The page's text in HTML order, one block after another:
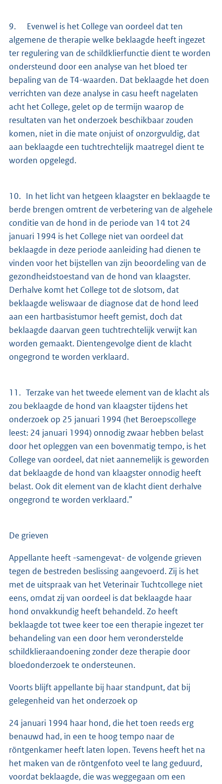
9. Evenwel is het College van oordeel dat ten
algemene de therapie welke beklaagde heeft ingezet
ter regulering van de schildklierfunctie dient te worden
ondersteund door een analyse van het bloed ter
bepaling van de T4-waarden. Dat beklaagde het doen
verrichten van deze analyse in casu heeft nagelaten
acht het College, gelet op de termijn waarop de
resultaten van het onderzoek beschikbaar zouden
komen, niet in die mate onjuist of onzorgvuldig, dat
aan beklaagde een tuchtrechtelijk maatregel dient te
worden opgelegd.
10. In het licht van hetgeen klaagster en beklaagde te
berde brengen omtrent de verbetering van de algehele
conditie van de hond in de periode van 14 tot 24
januari 1994 is het College niet van oordeel dat
beklaagde in deze periode aanleiding had dienen te
vinden voor het bijstellen van zijn beoordeling van de
gezondheidstoestand van de hond van klaagster.
Derhalve komt het College tot de slotsom, dat
beklaagde weliswaar de diagnose dat de hond leed
aan een hartbasistumor heeft gemist, doch dat
beklaagde daarvan geen tuchtrechtelijk verwijt kan
worden gemaakt. Dientengevolge dient de klacht
ongegrond te worden verklaard.
11. Terzake van het tweede element van de klacht als
zou beklaagde de hond van klaagster tijdens het
onderzoek op 25 januari 1994 (het Beroepscollege
leest: 24 januari 1994) onnodig zwaar hebben belast
door het opleggen van een bovenmatig tempo, is het
College van oordeel, dat niet aannemelijk is geworden
dat beklaagde de hond van klaagster onnodig heeft
belast. Ook dit element van de klacht dient derhalve
ongegrond te worden verklaard.”
De grieven
Appellante heeft -samengevat- de volgende grieven
tegen de bestreden beslissing aangevoerd. Zij is het
met de uitspraak van het Veterinair Tuchtcollege niet
eens, omdat zij van oordeel is dat beklaagde haar
hond onvakkundig heeft behandeld. Zo heeft
beklaagde tot twee keer toe een therapie ingezet ter
behandeling van een door hem veronderstelde
schildklieraandoening zonder deze therapie door
bloedonderzoek te ondersteunen.
Voorts blijft appellante bij haar standpunt, dat bij
gelegenheid van het onderzoek op
24 januari 1994 haar hond, die het toen reeds erg
benauwd had, in een te hoog tempo naar de
röntgenkamer heeft laten lopen. Tevens heeft het na
het maken van de röntgenfoto veel te lang geduurd,
voordat beklaagde, die was weggegaan om een